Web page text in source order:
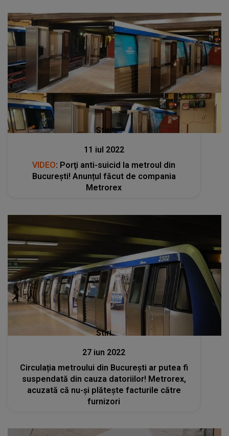
Stiri
11 iul 2022
VIDEO: Porţi anti-suicid la metroul din
Bucureşti! Anunțul făcut de compania
Metrorex
Stiri
27 iun 2022
Circulația metroului din București ar putea fi
suspendată din cauza datoriilor! Metrorex,
acuzată că nu-și plătește facturile către
furnizori